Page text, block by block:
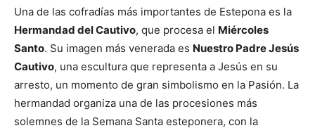
Una de las cofradías más importantes de Estepona es la
Hermandad del Cautivo, que procesa el Miércoles
Santo. Su imagen más venerada es Nuestro Padre Jesús
Cautivo, una escultura que representa a Jesús en su
arresto, un momento de gran simbolismo en la Pasión. La
hermandad organiza una de las procesiones más
solemnes de la Semana Santa esteponera, con la